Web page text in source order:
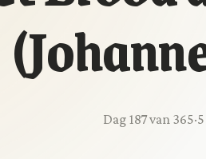
Dag 187 van 365·